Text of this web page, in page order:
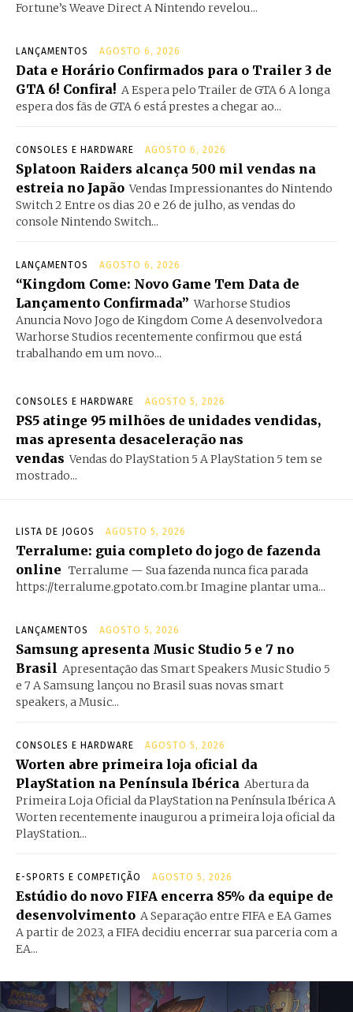
Fortune’s Weave Direct A Nintendo revelou...
LANÇAMENTOS AGOSTO 6, 2026
Data e Horário Confirmados para o Trailer 3 de
GTA 6! Confira! A Espera pelo Trailer de GTA 6 A longa
espera dos fãs de GTA 6 está prestes a chegar ao...
CONSOLES E HARDWARE AGOSTO 6, 2026
Splatoon Raiders alcança 500 mil vendas na
estreia no Japão Vendas Impressionantes do Nintendo
Switch 2 Entre os dias 20 e 26 de julho, as vendas do
console Nintendo Switch...
LANÇAMENTOS AGOSTO 6, 2026
“Kingdom Come: Novo Game Tem Data de
Lançamento Confirmada” Warhorse Studios
Anuncia Novo Jogo de Kingdom Come A desenvolvedora
Warhorse Studios recentemente confirmou que está
trabalhando em um novo...
CONSOLES E HARDWARE AGOSTO 5, 2026
PS5 atinge 95 milhões de unidades vendidas,
mas apresenta desaceleração nas
vendas Vendas do PlayStation 5 A PlayStation 5 tem se
mostrado...
LISTA DE JOGOS AGOSTO 5, 2026
Terralume: guia completo do jogo de fazenda
online Terralume — Sua fazenda nunca fica parada
https://terralume.gpotato.com.br Imagine plantar uma...
LANÇAMENTOS AGOSTO 5, 2026
Samsung apresenta Music Studio 5 e 7 no
Brasil Apresentação das Smart Speakers Music Studio 5
e 7 A Samsung lançou no Brasil suas novas smart
speakers, a Music...
CONSOLES E HARDWARE AGOSTO 5, 2026
Worten abre primeira loja oficial da
PlayStation na Península Ibérica Abertura da
Primeira Loja Oficial da PlayStation na Península Ibérica A
Worten recentemente inaugurou a primeira loja oficial da
PlayStation...
E-SPORTS E COMPETIÇÃO AGOSTO 5, 2026
Estúdio do novo FIFA encerra 85% da equipe de
desenvolvimento A Separação entre FIFA e EA Games
A partir de 2023, a FIFA decidiu encerrar sua parceria com a
EA...